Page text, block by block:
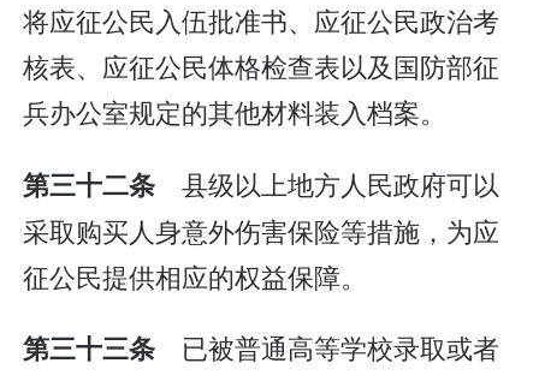
将应征公民入伍批准书、应征公民政治考
核表、应征公民体格检查表以及国防部征
兵办公室规定的其他材料装入档案。
第三十二条 县级以上地方人民政府可以
采取购买人身意外伤害保险等措施，为应
征公民提供相应的权益保障。
第三十三条 已被普通高等学校录取或者